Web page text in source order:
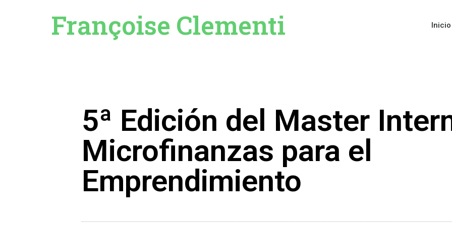
Françoise Clementi Inicio
5ª Edición del Master
Microfinanzas para el
Emprendimiento